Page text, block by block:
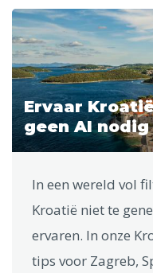
Ervaar
geen AI
In een wereld vol
Kroatië niet te
ervaren. In onze
tips voor Zagreb,